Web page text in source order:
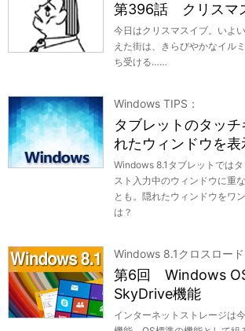
第396話 クリスマ
今日はクリスマスイブ。いよ
えた街は、きらびやかなイル
ち受ける……
Windows TIPS
タブレットのタッ
れたウィンドウを表
Windows 8.1タブレットでは
スト入力中のウィンドウに重
とも。隠れたウィンドウをワ
は？
Windows 8.1クロスロード
第6回 Windows
SkyDrive機能
インターネットストレージは